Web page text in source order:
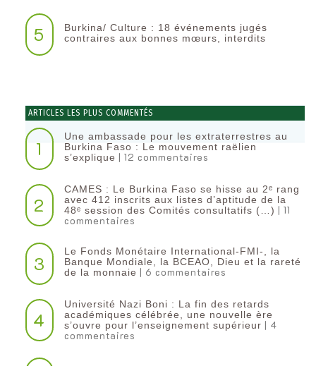
5
Burkina/ Culture : 18 événements jugés
contraires aux bonnes mœurs, interdits
ARTICLES LES PLUS COMMENTÉS
1
Une ambassade pour les extraterrestres au
Burkina Faso : Le mouvement raëlien
s’explique | 12 commentaires
2
CAMES : Le Burkina Faso se hisse au 2ᵉ rang
avec 412 inscrits aux listes d’aptitude de la
48ᵉ session des Comités consultatifs (…) | 11
commentaires
3
Le Fonds Monétaire International-FMI-, la
Banque Mondiale, la BCEAO, Dieu et la rareté
de la monnaie | 6 commentaires
4
Université Nazi Boni : La fin des retards
académiques célébrée, une nouvelle ère
s’ouvre pour l’enseignement supérieur | 4
commentaires